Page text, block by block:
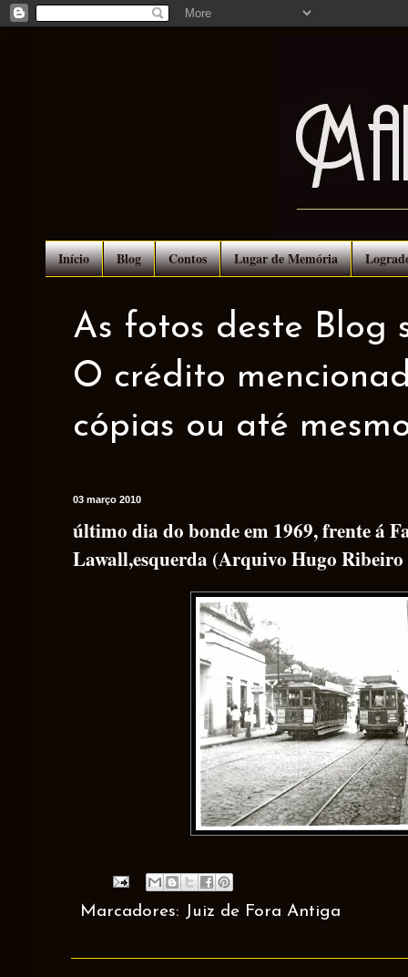
Início Blog Contos Lugar de Memória
As fotos deste Blog
O crédito
cópias ou até
03 março 2010
último dia do bonde em 1969, frente á
Lawall,esquerda (Arquivo Hugo
Marcadores: Juiz de Fora Antiga